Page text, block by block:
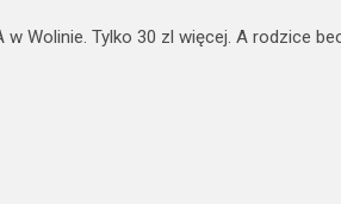
w Wolinie. Tylko 30 zl więcej. A rodzice